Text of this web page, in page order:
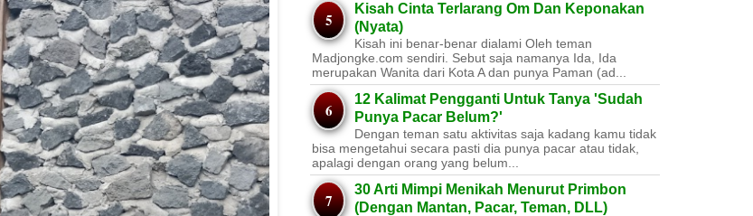
Kisah Cinta Terlarang Om Dan Keponakan
(Nyata)
Kisah ini benar-benar dialami Oleh teman
Madjongke.com sendiri. Sebut saja namanya Ida, Ida
merupakan Wanita dari Kota A dan punya Paman (ad...
12 Kalimat Pengganti Untuk Tanya 'Sudah
Punya Pacar Belum?'
Dengan teman satu aktivitas saja kadang kamu tidak
bisa mengetahui secara pasti dia punya pacar atau tidak,
apalagi dengan orang yang belum...
30 Arti Mimpi Menikah Menurut Primbon
(Dengan Mantan, Pacar, Teman, DLL)